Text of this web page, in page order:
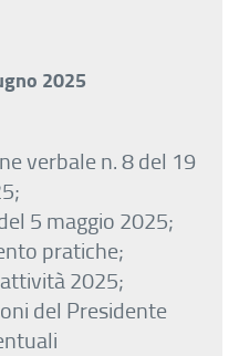
2025
verbale n. 8 del 19
5 maggio 2025;
pratiche;
2025;
del Presidente